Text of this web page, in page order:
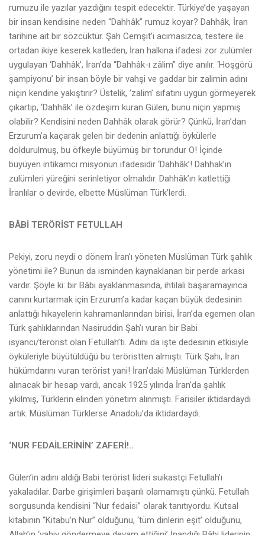
rumuzu ile yazılar yazdığını tespit edecektir. Türkiye’de yaşayan
bir insan kendisine neden “Dahhâk” rumuz koyar? Dahhâk, İran
tarihine ait bir sözcüktür. Şah Cemşit’i acımasızca, testere ile
ortadan ikiye keserek katleden, İran halkına ifadesi zor zulümler
uygulayan ‘Dahhâk’, İran’da “Dahhâk-ı zâlim” diye anılır. ‘Hoşgörü
şampiyonu’ bir insan böyle bir vahşi ve gaddar bir zalimin adını
niçin kendine yakıştırır? Üstelik, ‘zalim’ sıfatını uygun görmeyerek
çıkartıp, ‘Dahhâk’ ile özdeşim kuran Gülen, bunu niçin yapmış
olabilir? Kendisini neden Dahhâk olarak görür? Çünkü, İran’dan
Erzurum’a kaçarak gelen bir dedenin anlattığı öykülerle
doldurulmuş, bu öfkeyle büyümüş bir torundur O! İçinde
büyüyen intikamcı misyonun ifadesidir ‘Dahhâk’! Dahhak’ın
zulümleri yüreğini serinletiyor olmalıdır. Dahhâk’ın katlettiği
İranlılar o devirde, elbette Müslüman Türk’lerdi.
BÂBİ TERÖRİST FETULLAH
Pekiyi, zoru neydi o dönem İran’ı yöneten Müslüman Türk şahlık
yönetimi ile? Bunun da isminden kaynaklanan bir perde arkası
vardır. Şöyle ki: bir Bâbi ayaklanmasında, ihtilali başaramayınca
canını kurtarmak için Erzurum’a kadar kaçan büyük dedesinin
anlattığı hikayelerin kahramanlarından birisi, İran’da egemen olan
Türk şahlıklarından Nasiruddin Şah’ı vuran bir Babi
isyancı/terörist olan Fetullah’tı. Adını da işte dedesinin etkisiyle
öyküleriyle büyütüldüğü bu teröristten almıştı. Türk Şahı, İran
hükümdarını vuran terörist yani! İran’daki Müslüman Türklerden
alınacak bir hesap vardı, ancak 1925 yılında İran’da şahlık
yıkılmış, Türklerin elinden yönetim alınmıştı. Farisiler iktidardaydı
artık. Müslüman Türklerse Anadolu’da iktidardaydı.
‘NUR FEDAİLERİNİN’ ZAFERİ!..
Gülen’in adını aldığı Babi terörist lideri suikastçi Fetullah’ı
yakaladılar. Darbe girişimleri başarılı olamamıştı çünkü. Fetullah
sorgusunda kendisini “Nur fedaisi” olarak tanıtıyordu. Kutsal
kitabının “Kitabu’n Nur” olduğunu, ‘tüm dinlerin eşit’ olduğunu,